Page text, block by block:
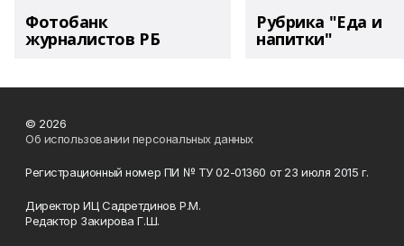
Фотобанк
журналистов РБ
Рубрика "Еда и
напитки"
© 2026
Об использовании персональных данных
Регистрационный номер ПИ № ТУ 02-01360 от 23 июля 2015 г.
Директор ИЦ Садретдинов Р.М.
Редактор Закирова Г.Ш.